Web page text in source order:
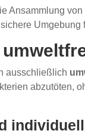
Ansammlung
ausschließlich
abzutöten,